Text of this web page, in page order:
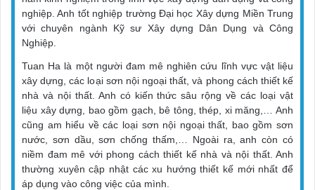
nghiệp. Anh tốt nghiệp trường Đại học Xây dựng Miền Trung
với chuyên ngành Kỹ sư Xây dựng Dân Dụng và Công
Nghiệp.
Tuan Ha là một người đam mê nghiên cứu lĩnh vực vật liệu
xây dựng, các loại sơn nội ngoại thất, và phong cách thiết kế
nhà và nội thất. Anh có kiến thức sâu rộng về các loại vật
liệu xây dựng, bao gồm gạch, bê tông, thép, xi măng,… Anh
cũng am hiểu về các loại sơn nội ngoại thất, bao gồm sơn
nước, sơn dầu, sơn chống thấm,… Ngoài ra, anh còn có
niềm đam mê với phong cách thiết kế nhà và nội thất. Anh
thường xuyên cập nhật các xu hướng thiết kế mới nhất để
áp dụng vào công việc của mình.